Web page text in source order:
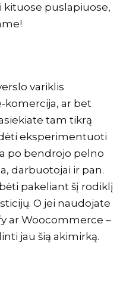
kituose puslapiuose,
variklis
komercija, ar bet
tam tikrą
eksperimentuoti
po bendrojo pelno
darbuotojai ir pan.
pakeliant šį rodiklį
O jei naudojate
ar Woocommerce –
jau šią akimirką.